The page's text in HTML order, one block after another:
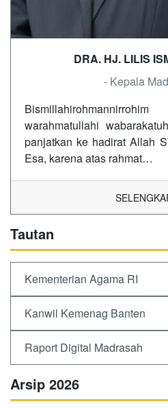
DRA. HJ. LILIS
- Kepala
warahmatullahi
panjatkan ke hadirat Allah
Esa, karena atas rahmat…
Tautan
Kementerian Agama RI
Kanwil Kemenag Banten
Raport Digital Madrasah
Arsip 2026